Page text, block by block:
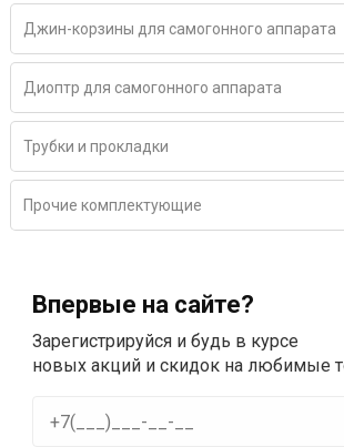
Джин-корзины для самогонного аппарата
Диоптр для самогонного аппарата
Трубки и прокладки
Прочие комплектующие
Впервые на сайте?
Зарегистрируйся и будь в курсе
новых акций и скидок на любимые